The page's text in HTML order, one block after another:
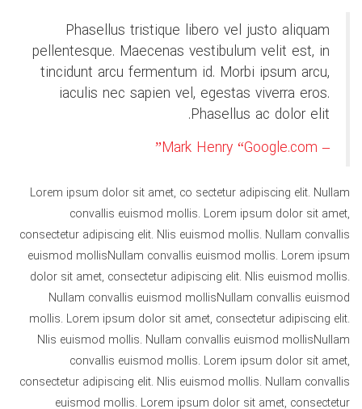
Phasellus tristique libero vel justo aliquam
pellentesque. Maecenas vestibulum velit est, in
tincidunt arcu fermentum id. Morbi ipsum arcu,
iaculis nec sapien vel, egestas viverra eros.
Phasellus ac dolor elit.
– Mark Henry “Google.com”
Lorem ipsum dolor sit amet, co sectetur adipiscing elit. Nullam
convallis euismod mollis. Lorem ipsum dolor sit amet,
consectetur adipiscing elit. Nlis euismod mollis. Nullam convallis
euismod mollisNullam convallis euismod mollis. Lorem ipsum
dolor sit amet, consectetur adipiscing elit. Nlis euismod mollis.
Nullam convallis euismod mollisNullam convallis euismod
mollis. Lorem ipsum dolor sit amet, consectetur adipiscing elit.
Nlis euismod mollis. Nullam convallis euismod mollisNullam
convallis euismod mollis. Lorem ipsum dolor sit amet,
consectetur adipiscing elit. Nlis euismod mollis. Nullam convallis
euismod mollis. Lorem ipsum dolor sit amet, consectetur